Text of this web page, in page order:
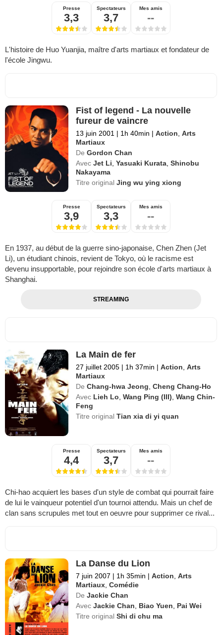
Presse
3,3
Spectateurs
3,7
Mes amis
--
L'histoire de Huo Yuanjia, maître d'arts martiaux et fondateur de
l'école Jingwu.
Fist of legend - La nouvelle
fureur de vaincre
13 juin 2001 | 1h 40min | Action ,Arts
Martiaux
De Gordon Chan
Avec Jet Li ,Yasuaki Kurata ,Shinobu
Nakayama
Titre originalJing wu ying xiong
Presse
3,9
Spectateurs
3,3
Mes amis
--
En 1937, au début de la guerre sino-japonaise, Chen Zhen (Jet
Li), un étudiant chinois, revient de Tokyo, où le racisme est
devenu insupportable, pour rejoindre son école d'arts martiaux à
Shanghai.
STREAMING
La Main de fer
27 juillet 2005 | 1h 37min | Action ,Arts
Martiaux
De Chang-hwa Jeong ,Cheng Chang-Ho
Avec Lieh Lo ,Wang Ping (III) ,Wang Chin-
Feng
Titre originalTian xia di yi quan
Presse
4,4
Spectateurs
3,7
Mes amis
--
Chi-hao acquiert les bases d'un style de combat qui pourrait faire
de lui le vainqueur potentiel d'un tournoi attendu. Mais un chef de
clan sans scrupules met tout en oeuvre pour supprimer ce rival...
La Danse du Lion
7 juin 2007 | 1h 35min | Action ,Arts
Martiaux ,Comédie
De Jackie Chan
Avec Jackie Chan Biao Yuen
Pai Wei
Titre originalShi di chu ma